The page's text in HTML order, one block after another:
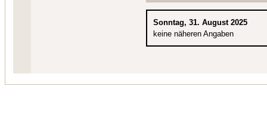
Sonntag, 31. August 2025
keine näheren Angaben